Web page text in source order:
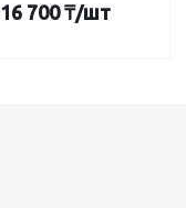
16 700₸/шт